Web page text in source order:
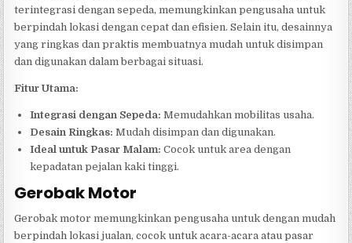
terintegrasi dengan sepeda, memungkinkan pengusaha untuk
berpindah lokasi dengan cepat dan efisien. Selain itu, desainnya
yang ringkas dan praktis membuatnya mudah untuk disimpan
dan digunakan dalam berbagai situasi.
Fitur Utama:
Integrasi dengan Sepeda: Memudahkan mobilitas usaha.
Desain Ringkas: Mudah disimpan dan digunakan.
Ideal untuk Pasar Malam: Cocok untuk area dengan
kepadatan pejalan kaki tinggi.
Gerobak Motor
Gerobak motor memungkinkan pengusaha untuk dengan mudah
berpindah lokasi jualan, cocok untuk acara-acara atau pasar